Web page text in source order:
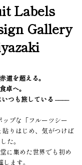
Labels
Gallery
道を超える。
卓へ。
つも旅している ––––
プな「フルーツシー
りはじめ、気がつけば
た。
に集めた世界でも初め
ます。